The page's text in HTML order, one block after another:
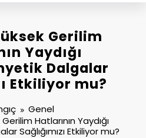
Gerilim
Yaydığı
Dalgalar
Etkiliyor mu?
Genel
Hatlarının Yaydığı
Sağlığımızı Etkiliyor mu?